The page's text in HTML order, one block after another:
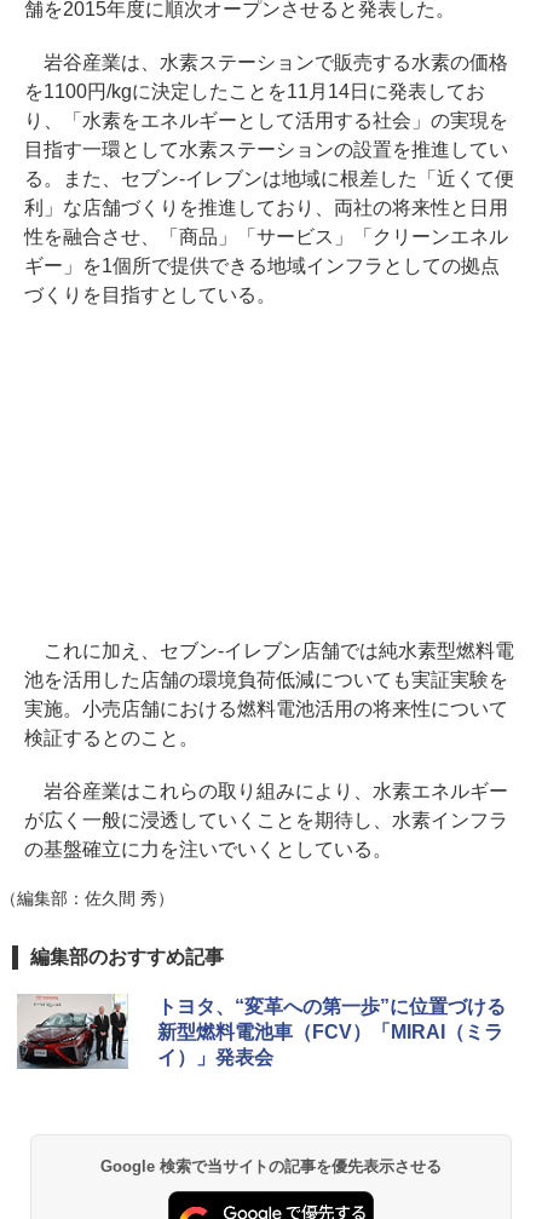
舗を2015年度に順次オープンさせると発表した。
岩谷産業は、水素ステーションで販売する水素の価格
を1100円/kgに決定したことを11月14日に発表してお
り、「水素をエネルギーとして活用する社会」の実現を
目指す一環として水素ステーションの設置を推進してい
る。また、セブン-イレブンは地域に根差した「近くて便
利」な店舗づくりを推進しており、両社の将来性と日用
性を融合させ、「商品」「サービス」「クリーンエネル
ギー」を1個所で提供できる地域インフラとしての拠点
づくりを目指すとしている。
これに加え、セブン-イレブン店舗では純水素型燃料電
池を活用した店舗の環境負荷低減についても実証実験を
実施。小売店舗における燃料電池活用の将来性について
検証するとのこと。
岩谷産業はこれらの取り組みにより、水素エネルギー
が広く一般に浸透していくことを期待し、水素インフラ
の基盤確立に力を注いでいくとしている。
（編集部：佐久間 秀）
編集部のおすすめ記事
トヨタ、“変革への第一歩”に位置づける
新型燃料電池車（FCV）「MIRAI（ミラ
イ）」発表会
Google 検索で当サイトの記事を優先表示させる